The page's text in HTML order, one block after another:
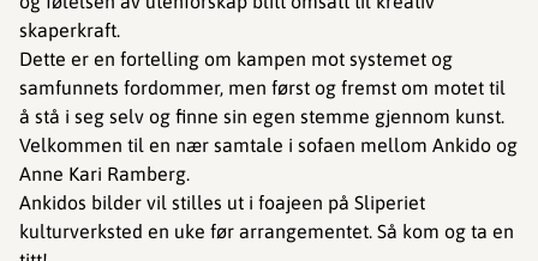
skaperkraft.
Dette er en fortelling om kampen mot systemet og
samfunnets fordommer, men først og fremst om motet til
å stå i seg selv og finne sin egen stemme gjennom kunst.
Velkommen til en nær samtale i sofaen mellom Ankido og
Anne Kari Ramberg.
Ankidos bilder vil stilles ut i foajeen på Sliperiet
kulturverksted en uke før arrangementet. Så kom og ta en